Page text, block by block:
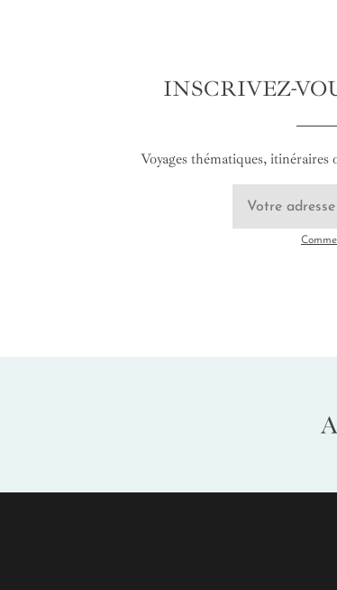
INSCRIVEZ-
Voyages thématiques,